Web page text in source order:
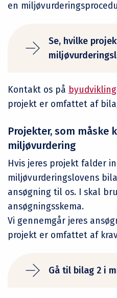
en
Se, hvilke
Kontakt os på
projekt er omfattet af
Projekter, som måske
miljøvurdering
Hvis jeres projekt falder
miljøvurderingslovens
ansøgning til os. I skal
ansøgningsskema.
Vi gennemgår jeres
projekt er omfattet af
Gå til bilag 2 i